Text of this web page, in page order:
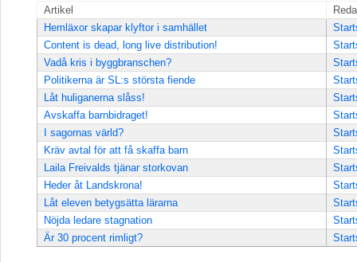
Artikel
Hemläxor skapar klyftor i samhället
Content is dead, long live distribution!
Vadå kris i byggbranschen?
Politikerna är SL:s största fiende
Låt huliganerna slåss!
Avskaffa barnbidraget!
I sagornas värld?
Kräv avtal för att få skaffa barn
Laila Freivalds tjänar storkovan
Heder åt Landskrona!
Låt eleven betygsätta lärarna
Nöjda ledare stagnation
Är 30 procent rimligt?